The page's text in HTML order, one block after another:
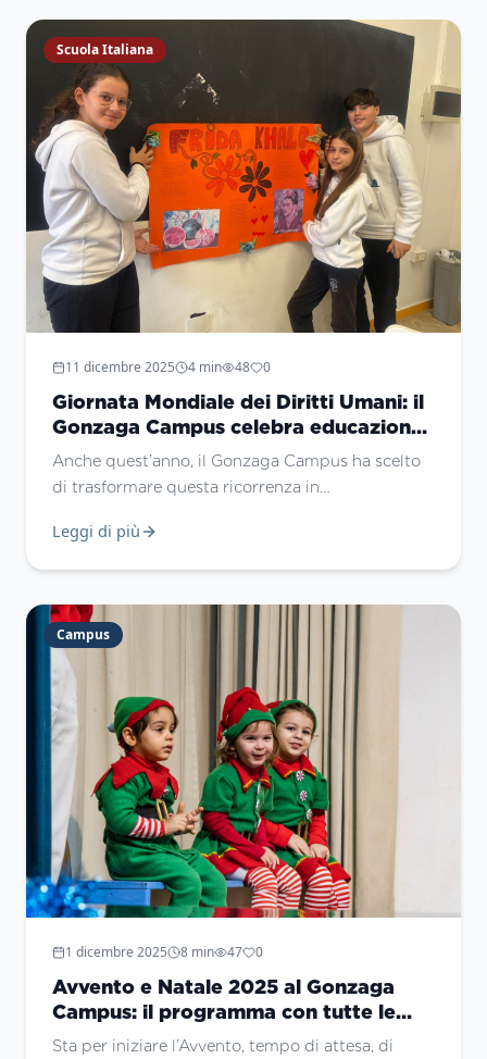
Scuola Italiana
11 dicembre 2025 4 min 48 0
Giornata Mondiale dei Diritti Umani: il
Gonzaga Campus celebra educazione,
memoria e impegno civile
Anche quest’anno, il Gonzaga Campus ha scelto
di trasformare questa ricorrenza in
coinvolgendo studenti di tutte le età — dalla
attiva. Il risultato è stato un mosaico di attività
ricco, creativo e fortemente connesso al presente,
capace di unire storia, attualità, competenze
linguistiche e impegno etico.
Leggi di più
Campus
1 dicembre 2025 8 min 47 0
Avvento e Natale 2025 al Gonzaga
Campus: il programma con tutte le
iniziative
Sta per iniziare l’Avvento, tempo di attesa, di